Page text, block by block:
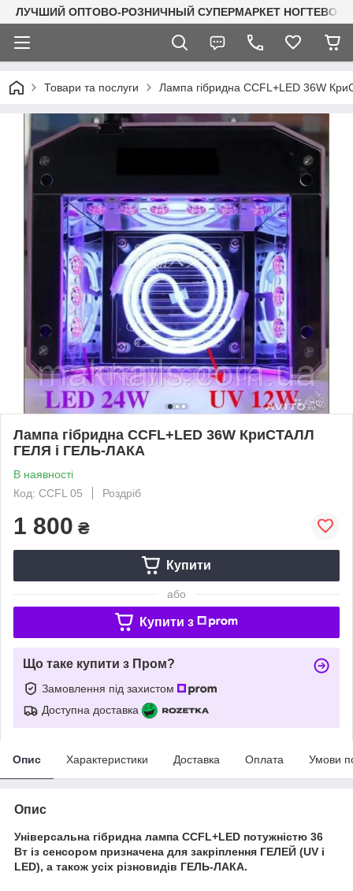
ЛУЧШИЙ ОПТОВО-РОЗНИЧНЫЙ СУПЕРМАРКЕТ
Товари та послуги Лампа гібридна CCFL+LED 36W
Лампа гібридна CCFL+LED 36W КриСТАЛЛ
ГЕЛЯ і ГЕЛЬ-ЛАКА
В наявності
Код: CCFL 05
Роздріб
1 800 ₴
Купити
або
Купити з
Що таке купити з Пром?
Замовлення під захистом
Доступна доставка
Опис Характеристики Доставка Оплата Умови
Опис
Універсальна гібридна лампа CCFL+LED потужністю 36
Вт із сенсором призначена для закріплення ГЕЛЕЙ (UV і
LED), а також усіх різновидів ГЕЛЬ-ЛАКА.